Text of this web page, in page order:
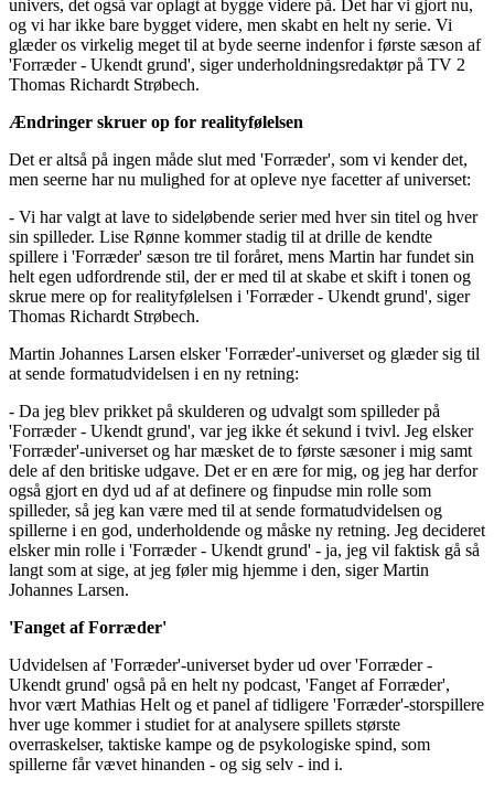
univers, det også var oplagt at bygge videre på. Det har vi gjort nu,
og vi har ikke bare bygget videre, men skabt en helt ny serie. Vi
glæder os virkelig meget til at byde seerne indenfor i første sæson af
'Forræder - Ukendt grund', siger underholdningsredaktør på TV 2
Thomas Richardt Strøbech.
Ændringer skruer op for realityfølelsen
Det er altså på ingen måde slut med 'Forræder', som vi kender det,
men seerne har nu mulighed for at opleve nye facetter af universet:
- Vi har valgt at lave to sideløbende serier med hver sin titel og hver
sin spilleder. Lise Rønne kommer stadig til at drille de kendte
spillere i 'Forræder' sæson tre til foråret, mens Martin har fundet sin
helt egen udfordrende stil, der er med til at skabe et skift i tonen og
skrue mere op for realityfølelsen i 'Forræder - Ukendt grund', siger
Thomas Richardt Strøbech.
Martin Johannes Larsen elsker 'Forræder'-universet og glæder sig til
at sende formatudvidelsen i en ny retning:
- Da jeg blev prikket på skulderen og udvalgt som spilleder på
'Forræder - Ukendt grund', var jeg ikke ét sekund i tvivl. Jeg elsker
'Forræder'-universet og har mæsket de to første sæsoner i mig samt
dele af den britiske udgave. Det er en ære for mig, og jeg har derfor
også gjort en dyd ud af at definere og finpudse min rolle som
spilleder, så jeg kan være med til at sende formatudvidelsen og
spillerne i en god, underholdende og måske ny retning. Jeg decideret
elsker min rolle i 'Forræder - Ukendt grund' - ja, jeg vil faktisk gå så
langt som at sige, at jeg føler mig hjemme i den, siger Martin
Johannes Larsen.
'Fanget af Forræder'
Udvidelsen af 'Forræder'-universet byder ud over 'Forræder -
Ukendt grund' også på en helt ny podcast, 'Fanget af Forræder',
hvor vært Mathias Helt og et panel af tidligere 'Forræder'-storspillere
hver uge kommer i studiet for at analysere spillets største
overraskelser, taktiske kampe og de psykologiske spind, som
spillerne får vævet hinanden - og sig selv - ind i.